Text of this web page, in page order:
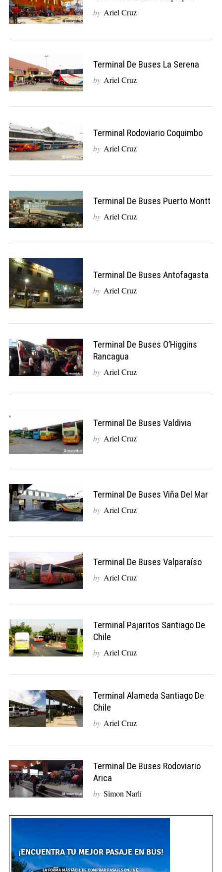
by Ariel Cruz
Terminal De Buses La Serena
by Ariel Cruz
Terminal Rodoviario Coquimbo
by Ariel Cruz
Terminal De Buses Puerto Montt
by Ariel Cruz
Terminal De Buses Antofagasta
by Ariel Cruz
Terminal De Buses O’Higgins
Rancagua
by Ariel Cruz
Terminal De Buses Valdivia
by Ariel Cruz
Terminal De Buses Viña Del Mar
by Ariel Cruz
Terminal De Buses Valparaíso
by Ariel Cruz
Terminal Pajaritos Santiago De
Chile
by Ariel Cruz
Terminal Alameda Santiago De
Chile
by Ariel Cruz
Terminal De Buses Rodoviario
Arica
by Simon Narli
S
e
a
r
f
o
r